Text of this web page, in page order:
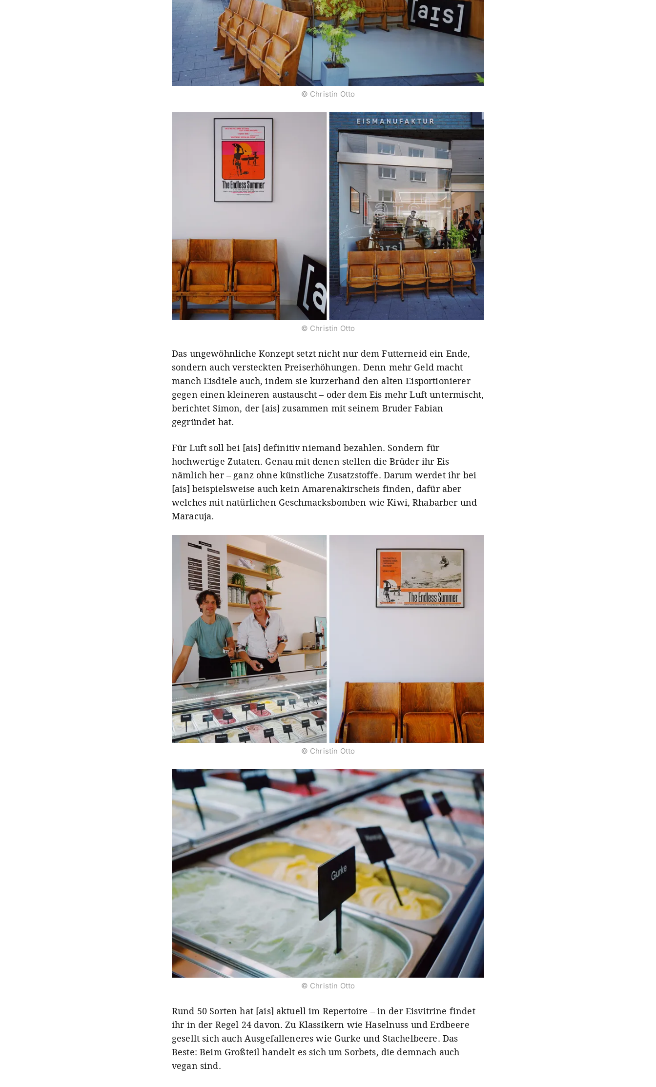
© Christin Otto
© Christin Otto
Das ungewöhnliche Konzept setzt nicht nur dem Futterneid ein Ende,
sondern auch versteckten Preiserhöhungen. Denn mehr Geld macht
manch Eisdiele auch, indem sie kurzerhand den alten Eisportionierer
gegen einen kleineren austauscht – oder dem Eis mehr Luft untermischt,
berichtet Simon, der [ais] zusammen mit seinem Bruder Fabian
gegründet hat.
Für Luft soll bei [ais] definitiv niemand bezahlen. Sondern für
hochwertige Zutaten. Genau mit denen stellen die Brüder ihr Eis
nämlich her – ganz ohne künstliche Zusatzstoffe. Darum werdet ihr bei
[ais] beispielsweise auch kein Amarenakirscheis finden, dafür aber
welches mit natürlichen Geschmacksbomben wie Kiwi, Rhabarber und
Maracuja.
© Christin Otto
© Christin Otto
Rund 50 Sorten hat [ais] aktuell im Repertoire – in der Eisvitrine findet
ihr in der Regel 24 davon. Zu Klassikern wie Haselnuss und Erdbeere
gesellt sich auch Ausgefalleneres wie Gurke und Stachelbeere. Das
Beste: Beim Großteil handelt es sich um Sorbets, die demnach auch
vegan sind.